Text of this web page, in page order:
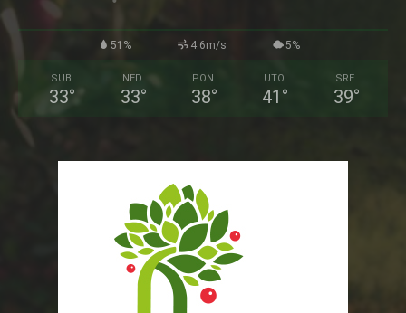
51% 4.6m/s 5%
SUB
33°
NED
33°
PON
38°
UTO
41 °
SRE
39°